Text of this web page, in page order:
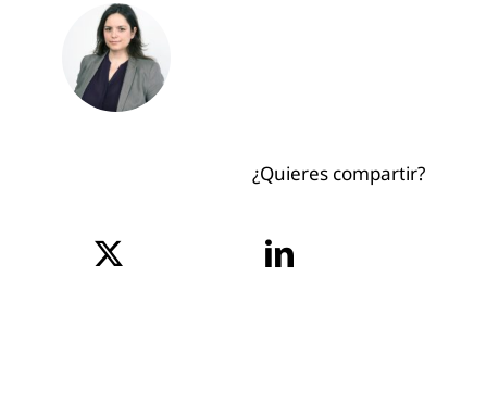
¿Quieres compartir?